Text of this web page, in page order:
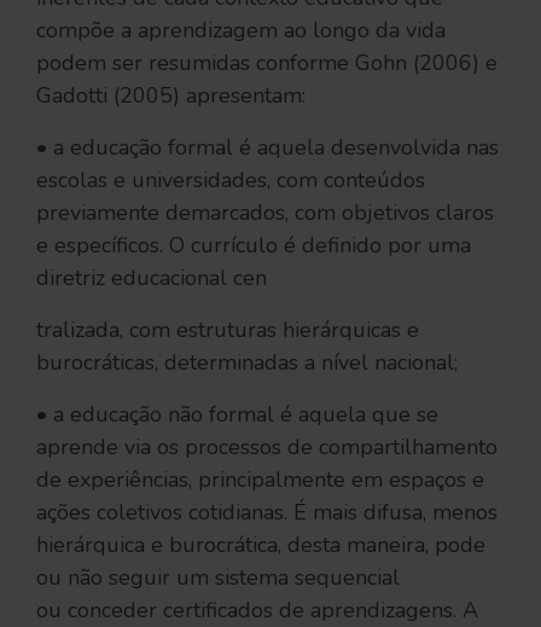
compõe a aprendizagem ao longo da vida
podem ser resumidas conforme Gohn (2006) e
Gadotti (2005) apresentam:
• a educação formal é aquela desenvolvida nas
escolas e universidades, com conteúdos
previamente demarcados, com objetivos claros
e específicos. O currículo é definido por uma
diretriz educacional cen
tralizada, com estruturas hierárquicas e
burocráticas, determinadas a nível nacional;
• a educação não formal é aquela que se
aprende via os processos de compartilhamento
de experiências, principalmente em espaços e
ações coletivos cotidianas. É mais difusa, menos
hierárquica e burocrática, desta maneira, pode
ou não seguir um sistema sequencial
ou conceder certificados de aprendizagens. A